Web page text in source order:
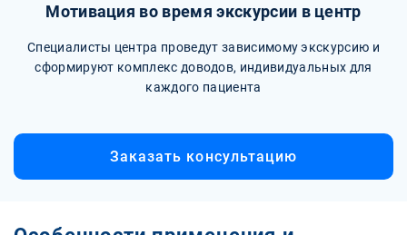
Мотивация во время экскурсии в центр
Специалисты центра проведут зависимому экскурсию и
сформируют комплекс доводов, индивидуальных для
каждого пациента
Заказать консультацию